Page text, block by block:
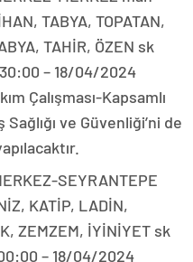
TABYA, TOPATAN,
TAHİR, ÖZEN sk
– 18/04/2024
Çalışması-Kapsamlı
ve Güvenliği’ni de
SEYRANTEPE
KATİP, LADİN,
ZEMZEM, İYİNİYET sk
– 18/04/2024